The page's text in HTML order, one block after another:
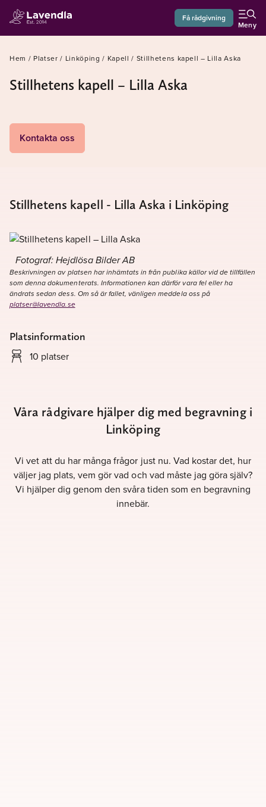
Få rådgivning
Meny
Hem / Platser / Linköping / Kapell / Stillhetens kapell – Lilla Aska
Stillhetens kapell – Lilla Aska
Kontakta oss
Stillhetens kapell - Lilla Aska i Linköping
Fotograf: Hejdlösa Bilder AB
Beskrivningen av platsen har inhämtats in från publika källor vid de tillfällen
som denna dokumenterats. Informationen kan därför vara fel eller ha
ändrats sedan dess. Om så är fallet, vänligen meddela oss på
platser@lavendla.se
Platsinformation
10 platser
Våra rådgivare hjälper dig med begravning i
Linköping
Vi vet att du har många frågor just nu. Vad kostar det, hur
väljer jag plats, vem gör vad och vad måste jag göra själv?
Vi hjälper dig genom den svåra tiden som en begravning
innebär.